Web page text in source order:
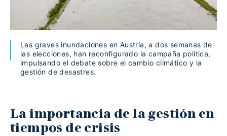
Las graves inundaciones en Austria, a dos semanas de
las elecciones, han reconfigurado la campaña política,
impulsando el debate sobre el cambio climático y la
gestión de desastres.
La importancia de la gestión en
tiempos de crisis